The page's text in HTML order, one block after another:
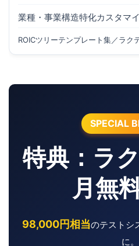
業種・事業構造特化カスタマ
ROICツリーテンプレート集／ラク
SPECIAL
特典：ラ
月無
98,000円相当のテストシ
に。